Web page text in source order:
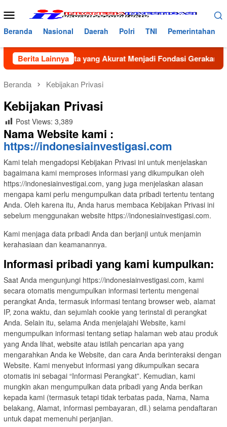
ke
konten
Menu
Mobile
Beranda Nasional Daerah Polri TNI Pemerintahan
Berita Lainnya
Bancin: Data yang Akurat Menjadi Fondasi Gerakan GenRe
Beranda Kebijakan Privasi
Kebijakan Privasi
Post Views: 3,389
Nama Website kami :
https://indonesiainvestigasi.com
Kami telah mengadopsi Kebijakan Privasi ini untuk menjelaskan
bagaimana kami memproses informasi yang dikumpulkan oleh
https://indonesiainvestigai.com, yang juga menjelaskan alasan
mengapa kami perlu mengumpulkan data pribadi tertentu tentang
Anda. Oleh karena itu, Anda harus membaca Kebijakan Privasi ini
sebelum menggunakan website https://indonesiainvestigasi.com.
Kami menjaga data pribadi Anda dan berjanji untuk menjamin
kerahasiaan dan keamanannya.
Informasi pribadi yang kami kumpulkan:
Saat Anda mengunjungi https://indonesiainvestigasi.com, kami
secara otomatis mengumpulkan informasi tertentu mengenai
perangkat Anda, termasuk informasi tentang browser web, alamat
IP, zona waktu, dan sejumlah cookie yang terinstal di perangkat
Anda. Selain itu, selama Anda menjelajahi Website, kami
mengumpulkan informasi tentang setiap halaman web atau produk
yang Anda lihat, website atau istilah pencarian apa yang
mengarahkan Anda ke Website, dan cara Anda berinteraksi dengan
Website. Kami menyebut informasi yang dikumpulkan secara
otomatis ini sebagai “Informasi Perangkat”. Kemudian, kami
mungkin akan mengumpulkan data pribadi yang Anda berikan
kepada kami (termasuk tetapi tidak terbatas pada, Nama, Nama
belakang, Alamat, informasi pembayaran, dll.) selama pendaftaran
untuk dapat memenuhi perjanjian.